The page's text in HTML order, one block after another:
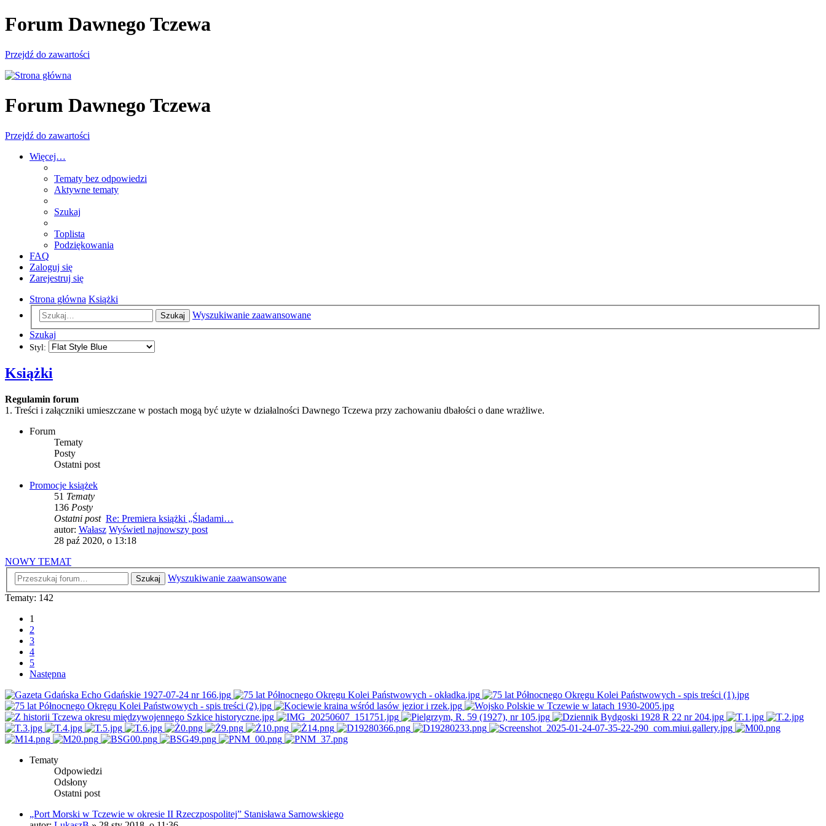
Forum Dawnego Tczewa
Przejdź do zawartości
Forum Dawnego Tczewa
Przejdź do zawartości
Więcej…
Tematy bez odpowiedzi
Aktywne tematy
Szukaj
Toplista
Podziękowania
FAQ
Zaloguj się
Zarejestruj się
Strona główna Książki
Szukaj
Wyszukiwanie zaawansowane
Szukaj
Styl:
Książki
Regulamin forum
1. Treści i załączniki umieszczane w postach mogą być użyte w działalności Dawnego Tczewa przy zachowaniu dbałości o dane wrażliwe.
Forum
Tematy
Posty
Ostatni post
Promocje książek
51 Tematy
136 Posty
Ostatni post Re: Premiera książki „Śladami…
autor: Wałasz Wyświetl najnowszy post
28 paź 2020, o 13:18
NOWY TEMAT
Szukaj
Wyszukiwanie zaawansowane
Tematy: 142
1
2
3
4
5
Następna
Tematy
Odpowiedzi
Odsłony
Ostatni post
„Port Morski w Tczewie w okresie II Rzeczpospolitej” Stanisława Sarnowskiego